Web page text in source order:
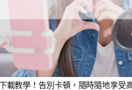
載教學！告別卡頓，隨時隨地享受